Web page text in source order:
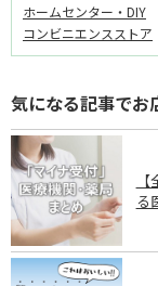
ホームセンター・DIY
コンビニエンスストア
気になる記事でお
る